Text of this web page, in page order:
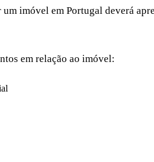
imóvel em Portugal deverá
em relação ao imóvel: